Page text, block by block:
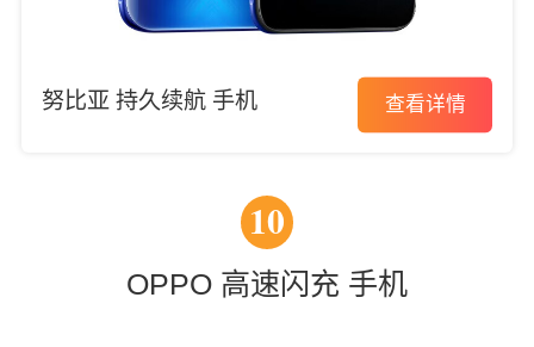
努比亚 持久续航 手机 查看详情
10
OPPO 高速闪充 手机